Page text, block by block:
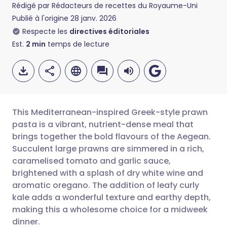
Rédigé par Rédacteurs de recettes du Royaume-Uni
Publié à l'origine 28 janv. 2026
Respecte les directives éditoriales
Est. 2 min temps de lecture
Partager par email
Partager sur Facebook
Partager via LinkedIn
🇬🇧 English 🇩🇪 Deutsch
🇪🇸 Español 🇫🇷 Français
🇮🇹 Italiano 🇵🇹
This Mediterranean-inspired Greek-style prawn
pasta is a vibrant, nutrient-dense meal that
brings together the bold flavours of the Aegean.
Succulent large prawns are simmered in a rich,
caramelised tomato and garlic sauce,
brightened with a splash of dry white wine and
aromatic oregano. The addition of leafy curly
kale adds a wonderful texture and earthy depth,
making this a wholesome choice for a midweek
dinner.